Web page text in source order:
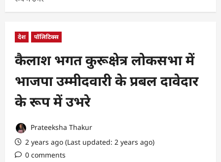
देश पॉलिटिक्स
कैलाश भगत कुरूक्षेत्र लोकसभा में
भाजपा उम्मीदवारी के प्रबल दावेदार
के रूप में उभरे
Prateeksha Thakur
2 years ago (Last updated: 2 years ago)
0 comments